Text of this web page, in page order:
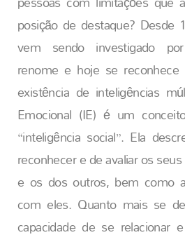
posição de destaque? Desde
vem sendo investigado
renome e hoje se reconhece
existência de inteligências
Emocional (IE) é um
“inteligência social”. Ela
reconhecer e de avaliar os
e os dos outros, bem como
com eles. Quanto mais se
capacidade de se relacionar